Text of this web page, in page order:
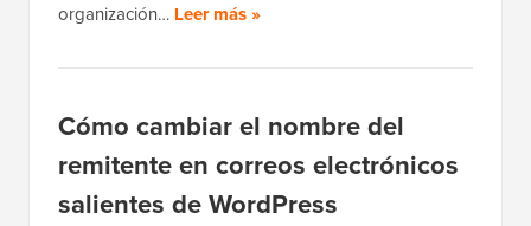
organización… Leer más »
Cómo cambiar el nombre del
remitente en correos electrónicos
salientes de WordPress